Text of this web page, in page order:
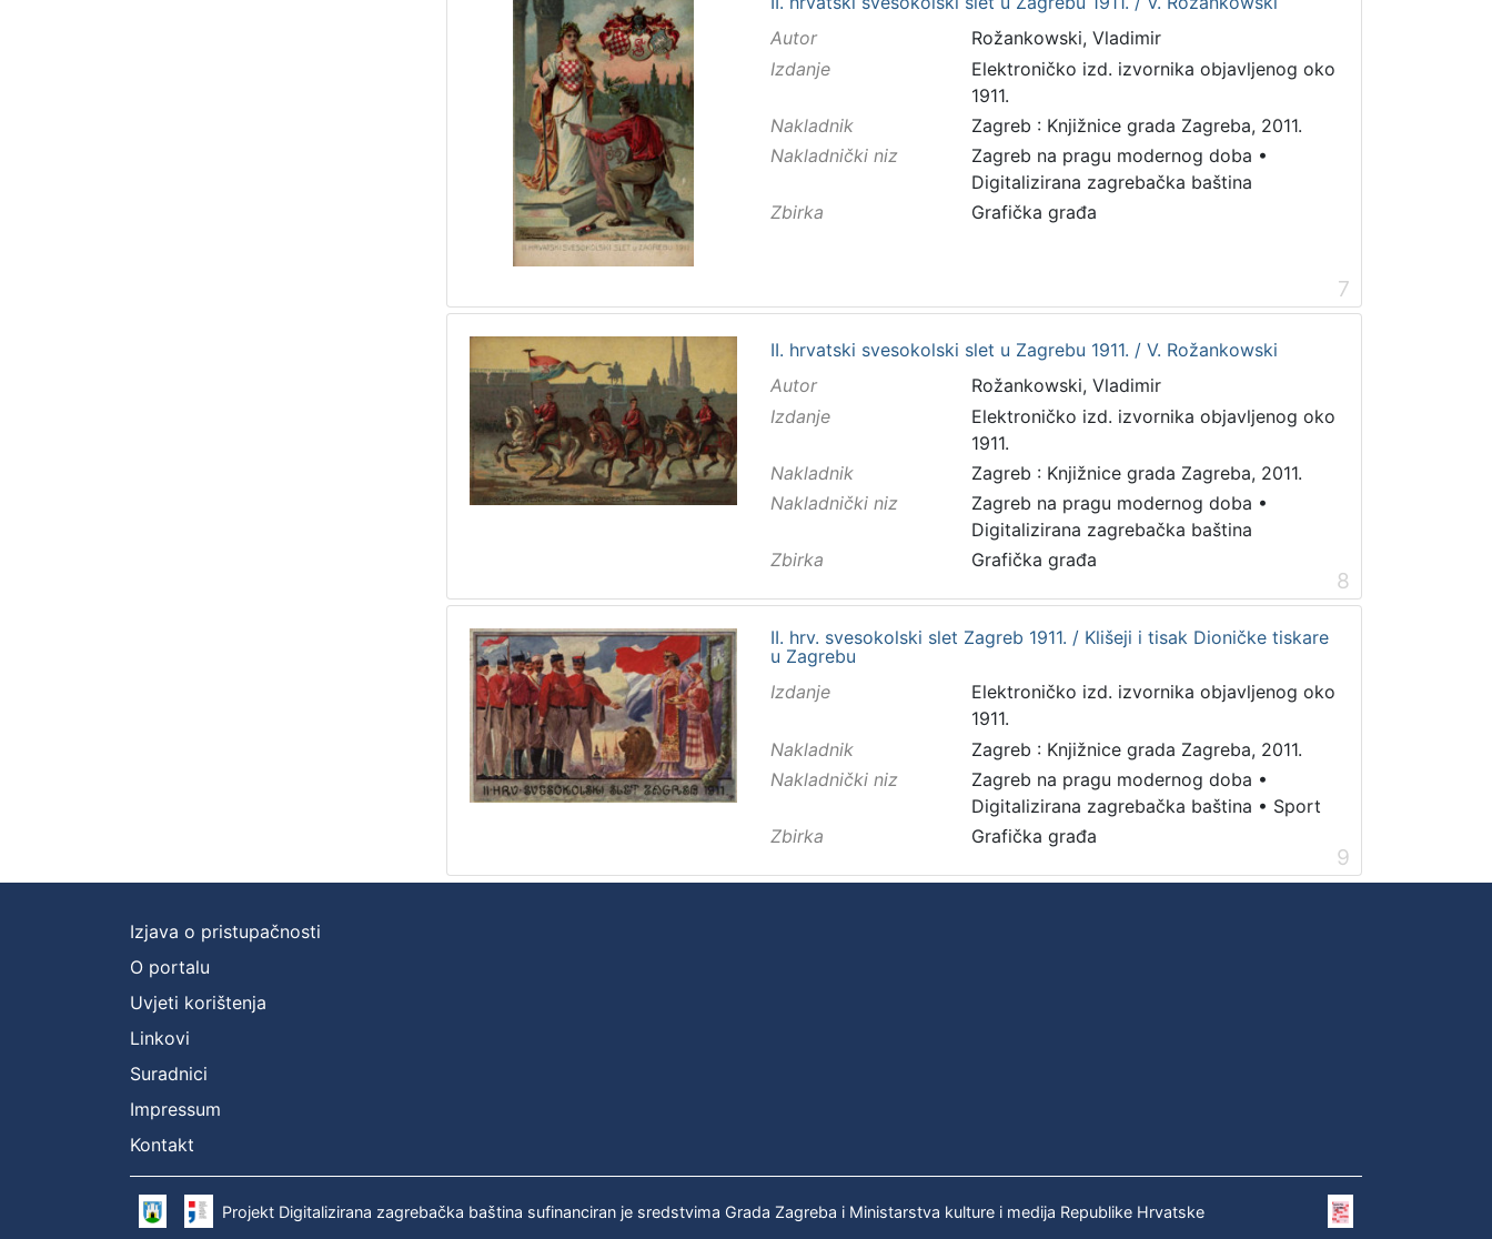
Autor
Rožankowski, Vladimir
Izdanje
Elektroničko izd. izvornika objavljenog oko
1911.
Nakladnik
Zagreb : Knjižnice grada Zagreba, 2011.
Nakladnički niz
Zagreb na pragu modernog doba •
Digitalizirana zagrebačka baština
Zbirka
Grafička građa
7
II. hrvatski svesokolski slet u Zagrebu 1911. / V. Rožankowski
Autor
Rožankowski, Vladimir
Izdanje
Elektroničko izd. izvornika objavljenog oko
1911.
Nakladnik
Zagreb : Knjižnice grada Zagreba, 2011.
Nakladnički niz
Zagreb na pragu modernog doba •
Digitalizirana zagrebačka baština
Zbirka
Grafička građa
8
II. hrv. svesokolski slet Zagreb 1911. / Klišeji i tisak Dioničke tiskare
u Zagrebu
Izdanje
Elektroničko izd. izvornika objavljenog oko
1911.
Nakladnik
Zagreb : Knjižnice grada Zagreba, 2011.
Nakladnički niz
Zagreb na pragu modernog doba •
Digitalizirana zagrebačka baština • Sport
Zbirka
Grafička građa
9
Izjava o pristupačnosti
O portalu
Uvjeti korištenja
Linkovi
Suradnici
Impressum
Kontakt
Projekt Digitalizirana zagrebačka baština sufinanciran je sredstvima Grada Zagreba i Ministarstva kulture i medija Republike Hrvatske